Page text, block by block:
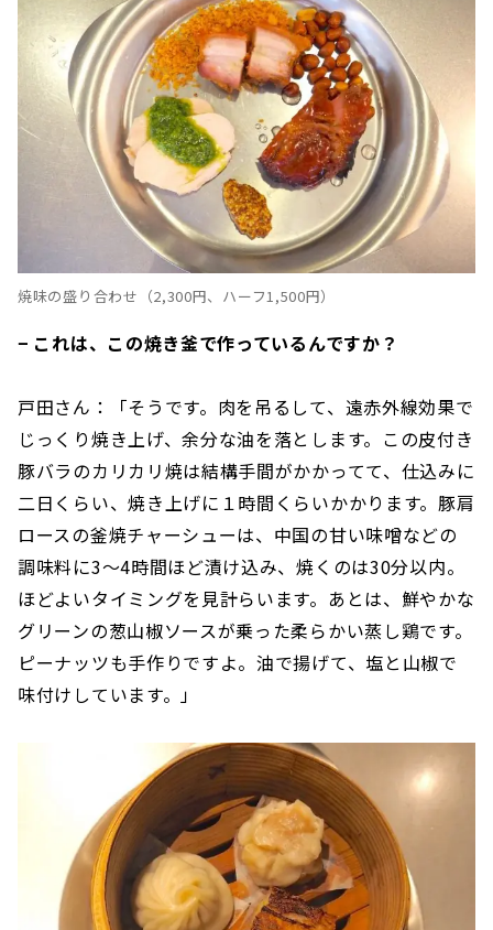
焼味の盛り合わせ（2,300円、ハーフ1,500円）
− これは、この焼き釜で作っているんですか？
戸田さん：「そうです。肉を吊るして、遠赤外線効果で
じっくり焼き上げ、余分な油を落とします。この皮付き
豚バラのカリカリ焼は結構手間がかかってて、仕込みに
二日くらい、焼き上げに１時間くらいかかります。豚肩
ロースの釜焼チャーシューは、中国の甘い味噌などの
調味料に3〜4時間ほど漬け込み、焼くのは30分以内。
ほどよいタイミングを見計らいます。あとは、鮮やかな
グリーンの葱山椒ソースが乗った柔らかい蒸し鶏です。
ピーナッツも手作りですよ。油で揚げて、塩と山椒で
味付けしています。」